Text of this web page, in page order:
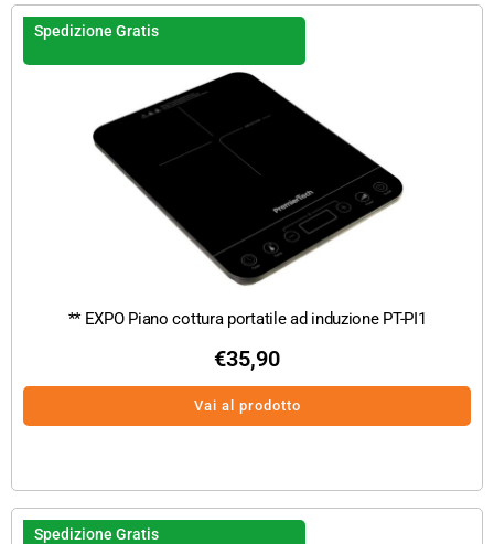
Spedizione Gratis
** EXPO Piano cottura portatile ad induzione PT-PI1
€35,90
Vai al prodotto
Spedizione Gratis